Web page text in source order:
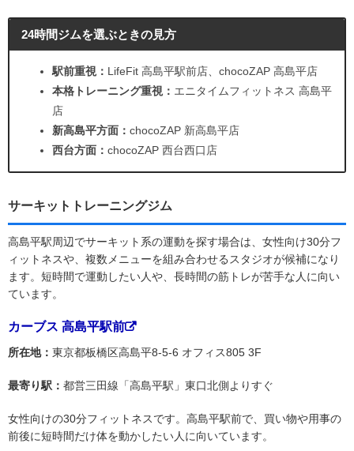
24時間ジムを選ぶときの見方
駅前重視： LifeFit 高島平駅前店、chocoZAP 高島平店
本格トレーニング重視： エニタイムフィットネス 高島平
店
新高島平方面： chocoZAP 新高島平店
西台方面： chocoZAP 西台西口店
サーキットトレーニングジム
高島平駅周辺でサーキット系の運動を探す場合は、女性向け30分フ
ィットネスや、複数メニューを組み合わせるスタジオが候補になり
ます。短時間で運動したい人や、長時間の筋トレが苦手な人に向い
ています。
カーブス 高島平駅前
所在地： 東京都板橋区高島平8-5-6 オフィス805 3F
最寄り駅： 都営三田線「高島平駅」東口北側よりすぐ
女性向けの30分フィットネスです。高島平駅前で、買い物や用事の
前後に短時間だけ体を動かしたい人に向いています。